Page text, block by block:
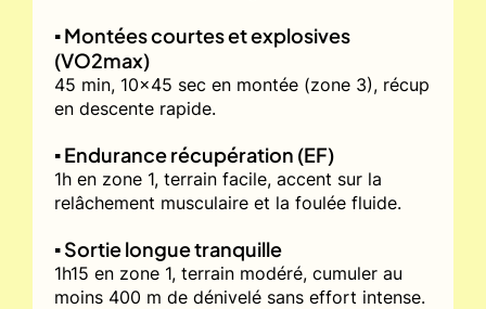
▪️ Montées courtes et explosives
(VO2max)
45 min, 10x45 sec en montée (zone 3), récup
en descente rapide.
▪️ Endurance récupération (EF)
1h en zone 1, terrain facile, accent sur la
relâchement musculaire et la foulée fluide.
▪️ Sortie longue tranquille
1h15 en zone 1, terrain modéré, cumuler au
moins 400 m de dénivelé sans effort intense.